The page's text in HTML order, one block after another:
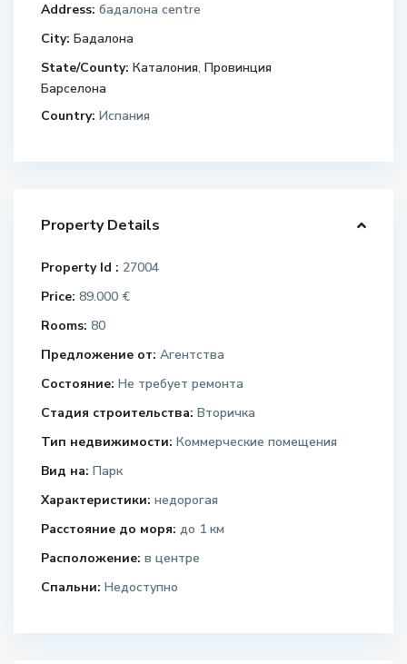
Address: бадалона centre
City: Бадалона
State/County: Каталония,Провинция
Барселона
Country: Испания
Property Details
Property Id : 27004
Price: 89.000 €
Rooms: 80
Предложение от: Агентства
Состояние: Не требует ремонта
Стадия строительства: Вторичка
Тип недвижимости: Коммерческие помещения
Вид на: Парк
Характеристики: недорогая
Расстояние до моря: до 1 км
Расположение: в центре
Спальни: Недоступно